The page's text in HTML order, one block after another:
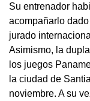
Su entrenador
acompañarlo
jurado
Asimismo, la
los juegos
la ciudad de
noviembre. A su